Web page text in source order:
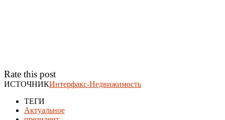
Rate this post
ИСТОЧНИКИнтерфакс-Недвижимость
ТЕГИ
Актуальное